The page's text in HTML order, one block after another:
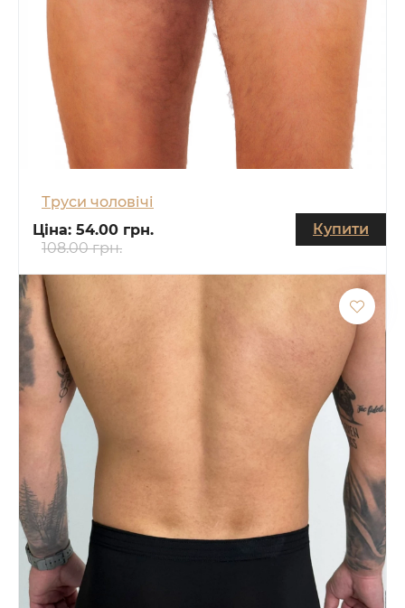
Труси чоловічі
Ціна: 54.00 грн.
108.00 грн.
Купити